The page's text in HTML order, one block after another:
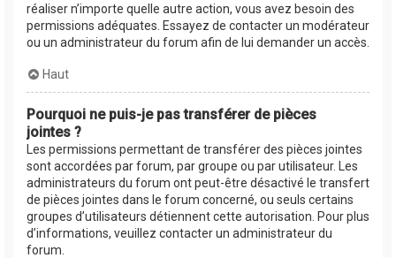
réaliser n’importe quelle autre action, vous avez besoin des
permissions adéquates. Essayez de contacter un modérateur
ou un administrateur du forum afin de lui demander un accès.
Haut
Pourquoi ne puis-je pas transférer de pièces
jointes ?
Les permissions permettant de transférer des pièces jointes
sont accordées par forum, par groupe ou par utilisateur. Les
administrateurs du forum ont peut-être désactivé le transfert
de pièces jointes dans le forum concerné, ou seuls certains
groupes d’utilisateurs détiennent cette autorisation. Pour plus
d’informations, veuillez contacter un administrateur du
forum.